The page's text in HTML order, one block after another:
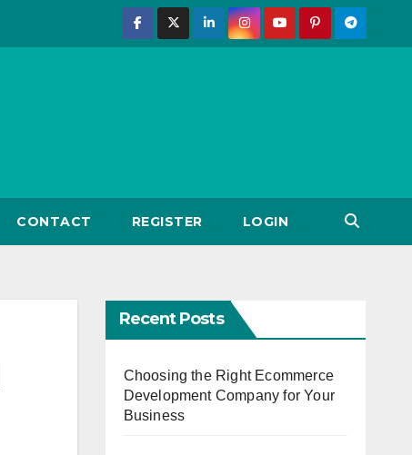
CONTACT REGISTER LOGIN
Recent Posts
Choosing the Right Ecommerce
Development Company for Your
Business